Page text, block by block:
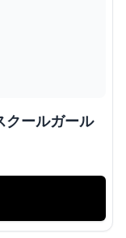
クールガール